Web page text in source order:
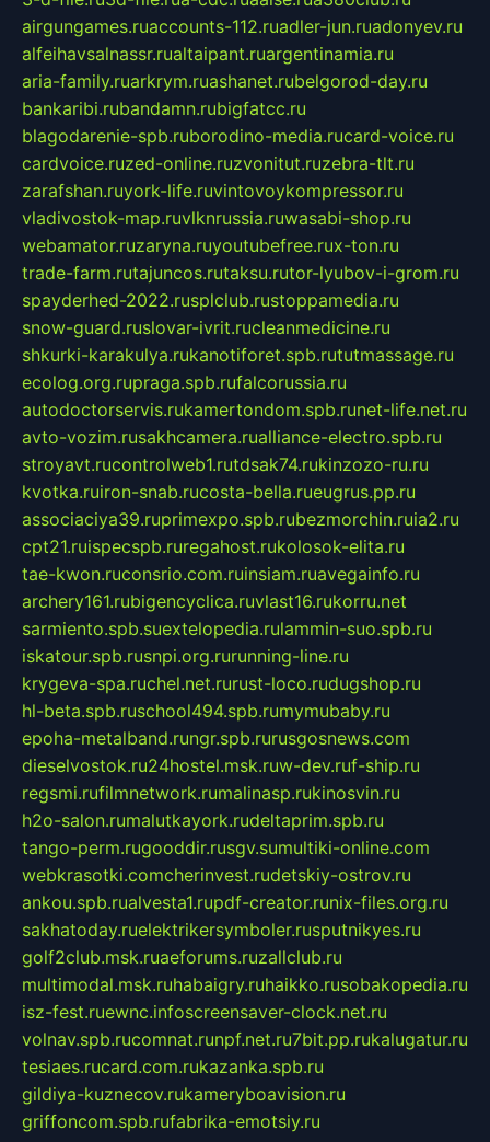
airgungames.ruaccounts-112.ruadler-jun.ruadonyev.ru
alfeihavsalnassr.rualtaipant.ruargentinamia.ru
aria-family.ruarkrym.ruashanet.rubelgorod-day.ru
bankaribi.rubandamn.rubigfatcc.ru
blagodarenie-spb.ruborodino-media.rucard-voice.ru
cardvoice.ruzed-online.ruzvonitut.ruzebra-tlt.ru
zarafshan.ruyork-life.ruvintovoykompressor.ru
vladivostok-map.ruvlknrussia.ruwasabi-shop.ru
webamator.ruzaryna.ruyoutubefree.rux-ton.ru
trade-farm.rutajuncos.rutaksu.rutor-lyubov-i-grom.ru
spayderhed-2022.rusplclub.rustoppamedia.ru
snow-guard.ruslovar-ivrit.rucleanmedicine.ru
shkurki-karakulya.rukanotiforet.spb.rututmassage.ru
ecolog.org.rupraga.spb.rufalcorussia.ru
autodoctorservis.rukamertondom.spb.runet-life.net.ru
avto-vozim.rusakhcamera.rualliance-electro.spb.ru
stroyavt.rucontrolweb1.rutdsak74.rukinzozo-ru.ru
kvotka.ruiron-snab.rucosta-bella.rueugrus.pp.ru
associaciya39.ruprimexpo.spb.rubezmorchin.ruia2.ru
cpt21.ruispecspb.ruregahost.rukolosok-elita.ru
tae-kwon.ruconsrio.com.ruinsiam.ruavegainfo.ru
archery161.rubigencyclica.ruvlast16.rukorru.net
sarmiento.spb.suextelopedia.rulammin-suo.spb.ru
iskatour.spb.rusnpi.org.rurunning-line.ru
krygeva-spa.ruchel.net.rurust-loco.rudugshop.ru
hl-beta.spb.ruschool494.spb.rumymubaby.ru
epoha-metalband.rungr.spb.rurusgosnews.com
dieselvostok.ru24hostel.msk.ruw-dev.ruf-ship.ru
regsmi.rufilmnetwork.rumalinasp.rukinosvin.ru
h2o-salon.rumalutkayork.rudeltaprim.spb.ru
tango-perm.rugooddir.rusgv.sumultiki-online.com
webkrasotki.comcherinvest.rudetskiy-ostrov.ru
ankou.spb.rualvesta1.rupdf-creator.runix-files.org.ru
sakhatoday.ruelektrikersymboler.rusputnikyes.ru
golf2club.msk.ruaeforums.ruzallclub.ru
multimodal.msk.ruhabaigry.ruhaikko.rusobakopedia.ru
isz-fest.ruewnc.infoscreensaver-clock.net.ru
volnav.spb.rucomnat.runpf.net.ru7bit.pp.rukalugatur.ru
tesiaes.rucard.com.rukazanka.spb.ru
gildiya-kuznecov.rukameryboavision.ru
griffoncom.spb.rufabrika-emotsiy.ru